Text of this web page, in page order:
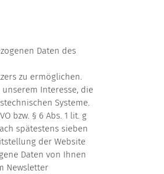
Daten des
zu ermöglichen.
Interesse, die
Systeme.
bzw. § 6 Abs. 1 lit. g
spätestens sieben
der Website
Daten von Ihnen
Newsletter